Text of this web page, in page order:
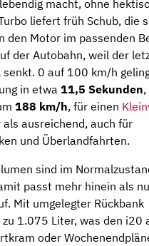
macht, ohne
liefert früh Schub, die
den Motor im passenden
der Autobahn, weil der
senkt. 0 auf 100 km/h
in etwa 11,5 Sekunden
188 km/h, für einen
ausreichend, auch für
und Überlandfahrten.
sind im
passt mehr hinein als
Mit umgelegter Rückbank
1.075 Liter, was den i20
oder